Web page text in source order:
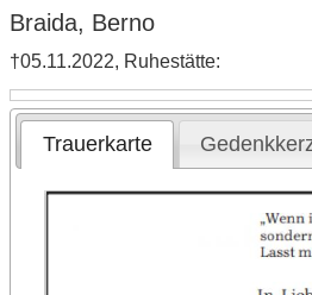
Braida, Berno
†05.11.2022, Ruhestätte:
Trauerkarte